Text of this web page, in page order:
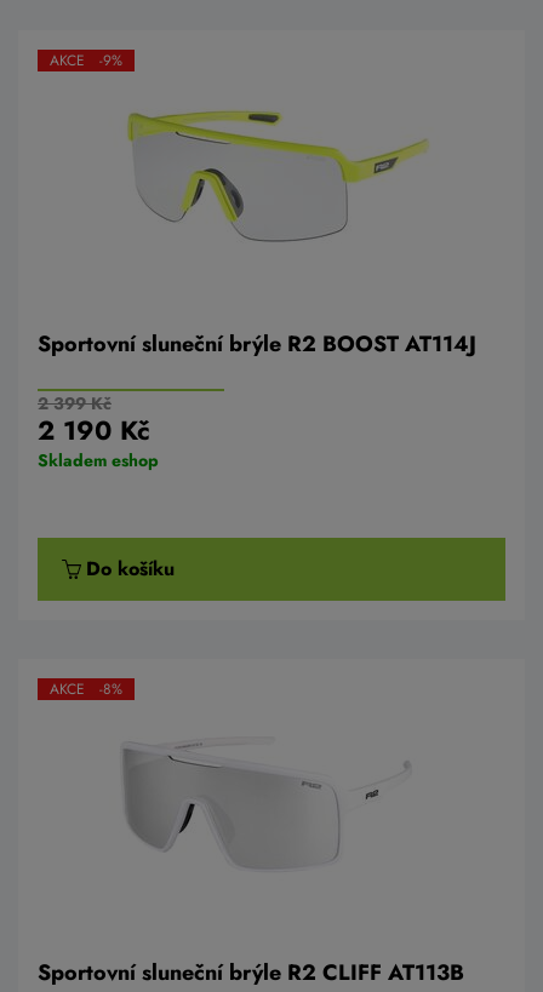
Sportovní sluneční brýle R2 BOOST AT114J
AKCE -9%
2 399 Kč
2 190 Kč
Skladem eshop
Do košíku
Sportovní sluneční brýle R2 CLIFF AT113B
AKCE -8%